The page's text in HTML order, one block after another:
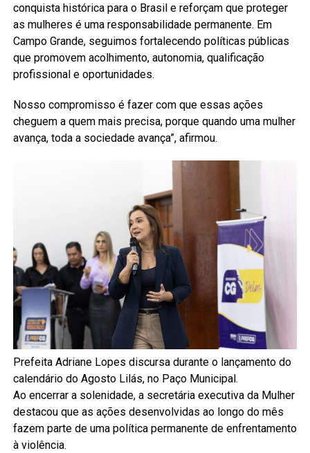
conquista histórica para o Brasil e reforçam que proteger
as mulheres é uma responsabilidade permanente. Em
Campo Grande, seguimos fortalecendo políticas públicas
que promovem acolhimento, autonomia, qualificação
profissional e oportunidades.
Nosso compromisso é fazer com que essas ações
cheguem a quem mais precisa, porque quando uma mulher
avança, toda a sociedade avança”, afirmou.
Prefeita Adriane Lopes discursa durante o lançamento do
calendário do Agosto Lilás, no Paço Municipal.
Ao encerrar a solenidade, a secretária executiva da Mulher
destacou que as ações desenvolvidas ao longo do mês
fazem parte de uma política permanente de enfrentamento
à violência.